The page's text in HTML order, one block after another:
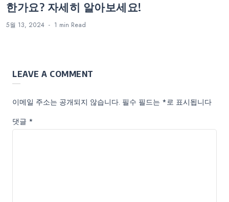
한가요? 자세히 알아보세요!
5월 13, 2024 1 min Read
LEAVE A COMMENT
이메일 주소는 공개되지 않습니다. 필수 필드는 *로 표시됩니다
댓글 *